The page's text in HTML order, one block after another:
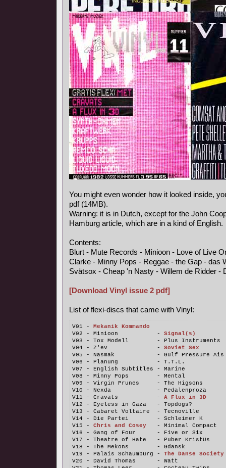
You might even wonder how it looked inside,
pdf (14MB).
Warning: it is in Dutch, except for the John
Hamburg article, which are in a kind of English.
Contents:
Blurt - Mute Records - Minioon - Love of Live
Clarke - Minny Pops - Reggae - the Gap - das
Svätsox - Cheap 'n Nasty - Willem de Ridder -
[Download Vinyl issue 2 pdf]
List of flexi-discs that came with Vinyl:
V01 - Mekanik Kommando
V02 - Minioon           - Signal(s)
V03 - Tox Modell        - Plus Instruments
V04 - Z'ev              - Soviet Sex
V05 - Nasmak            - Gulf Pressure Ais
V06 - Planung           - T.T.L.
V07 - English Subtitles - Marine
V08 - Minny Pops        - Mental
V09 - Virgin Prunes     - The Higsons
V10 - Nexda             - Pedalenproza
V11 - Cravats           - A Flux in 3D
V12 - Eyeless in Gaza   - Topdogs?
V13 - Cabaret Voltaire  - Tecnoville
V14 - Die Partei        - Schleimer K
V15 - Chris and Cosey
   - Minimal Compact
V16 - Gang of Four      - Five or Six
V17 - Theatre of Hate   - Puber KristUs
V18 - The Mekons        - Gdansk
V19 - Palais Schaumburg - The Danse Society
V20 - David Thomas      - Watt